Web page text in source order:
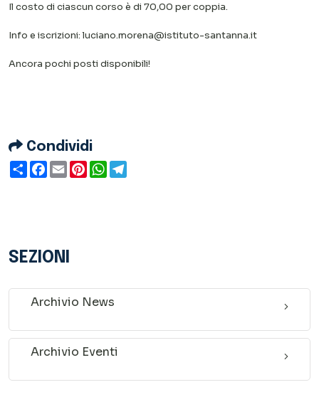
Il costo di ciascun corso è di 70,00 per coppia.
Info e iscrizioni:luciano.morena@istituto-santanna.it
Ancora pochi posti disponibili!
Condividi
Condividi
Facebook
EmailPinterest
WhatsApp
SEZIONI
Archivio News
Archivio Eventi